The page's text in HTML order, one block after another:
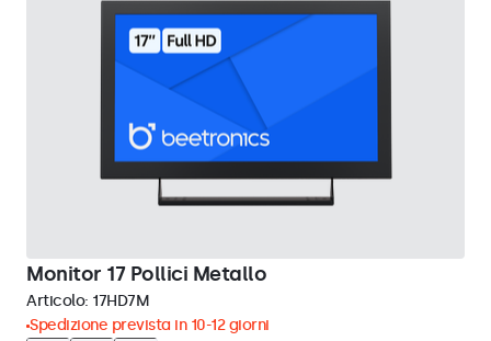
Monitor 17 Pollici Metallo
Articolo: 17HD7M
Spedizione prevista in 10-12 giorni